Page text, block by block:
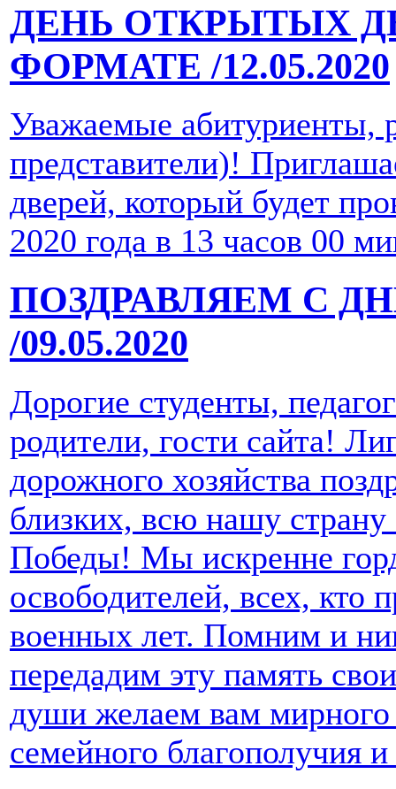
ДЕНЬ ОТКРЫТЫХ
ФОРМАТЕ /12.05.2020
Уважаемые абитуриенты,
представители)!
дверей, который будет
2020 года в 13 часов 00
ПОЗДРАВЛЯЕМ С
/09.05.2020
Дорогие студенты,
родители, гости сайта!
дорожного хозяйства
близких, всю нашу
Победы! Мы искренне
освободителей, всех, кто
военных лет. Помним и
передадим эту память
души желаем вам мирного
семейного благополучия